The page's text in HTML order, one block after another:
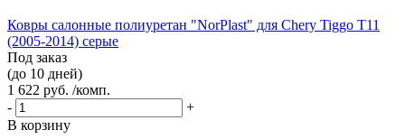
Ковры салонные полиуретан "NorPlast" для Chery Tiggo T11
(2005-2014) серые
Под заказ
(до 10 дней)
1 622 руб. /комп.
-
+
В корзину